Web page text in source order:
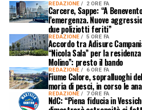
REDAZIONE 2 ORE FA
Carcere, Sappe: “A
l’emergenza. Nuove
due poliziotti feriti”
REDAZIONE 5 ORE FA
Accordo tra Adisurc
“Nicola Sala” per la
Molino”: presto il bando
REDAZIONE 6 ORE FA
Fiume Calore, sopralluoghi
moria di pesci, in corso le
REDAZIONE 7 ORE FA
NdC: “Piena fiducia in